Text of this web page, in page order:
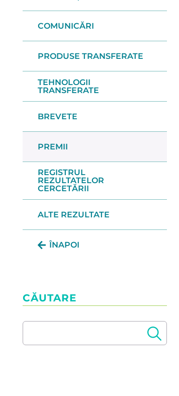
COMUNICĂRI
PRODUSE TRANSFERATE
TEHNOLOGII
TRANSFERATE
BREVETE
PREMII
REGISTRUL
REZULTATELOR
CERCETĂRII
ALTE REZULTATE
ÎNAPOI
CĂUTARE